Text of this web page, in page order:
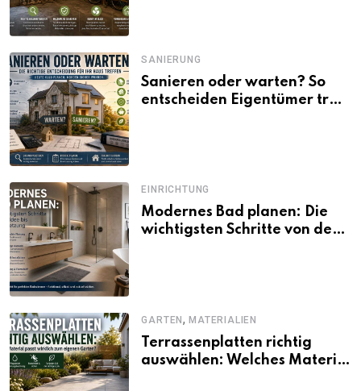
SANIERUNG
Sanieren oder warten? So
entscheiden Eigentümer trotz
EINRICHTUNG
Modernes Bad planen: Die
wichtigsten Schritte von der
GARTEN,MATERIALIEN
Terrassenplatten richtig
auswählen: Welches Material